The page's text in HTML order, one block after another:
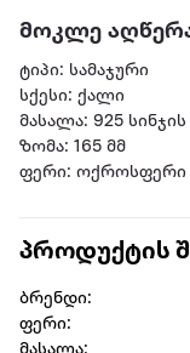
მოკლე
ტიპი: სამაჯური
სქესი: ქალი
მასალა: 925
ზომა: 165 მმ
ფერი: ოქროსფერი
პროდუქტის
ბრენდი:
ფერი: